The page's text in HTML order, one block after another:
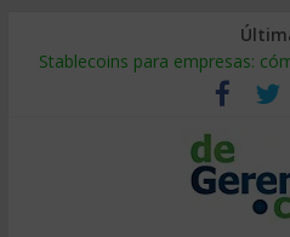
Stablecoins para empresas:
Despido silencioso: qué es y
IA en selección de personal:
Trabajo forzoso en la cadena
Mercado hispano de EE. UU.: